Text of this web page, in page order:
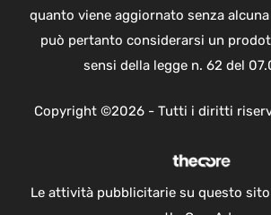
quanto viene aggiornato senza
può pertanto considerarsi un
sensi della legge n. 62 del
Copyright ©2026 - Tutti i diritti
Le attività pubblicitarie su questo